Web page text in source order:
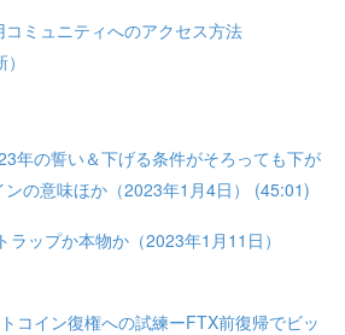
コミュニティへのアクセス方法
年の誓い＆下げる条件がそろっても下が
ンの意味ほか（2023年1月4日） (45:01)
ラップか本物か（2023年1月11日）
コイン復権への試練ーFTX前復帰でビッ